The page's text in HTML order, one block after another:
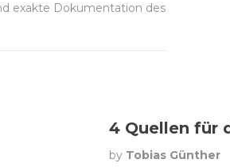
exakte Dokumentation des
4 Quellen für
by Tobias Günther